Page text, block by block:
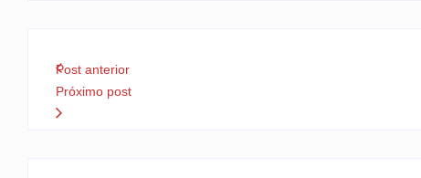
Post anterior
Próximo post